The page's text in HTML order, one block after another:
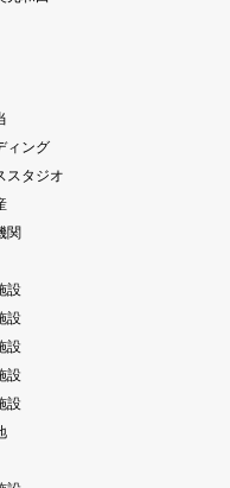
ィング
スタジオ
関
設
設
設
設
設